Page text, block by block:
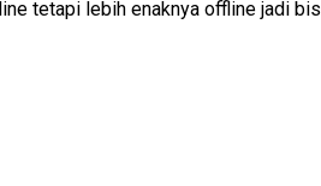
tetapi lebih enaknya offline jadi